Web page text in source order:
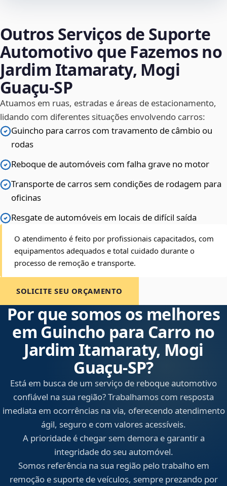
Outros Serviços de Suporte
Automotivo que Fazemos no
Jardim Itamaraty, Mogi
Guaçu‑SP
Atuamos em ruas, estradas e áreas de estacionamento,
lidando com diferentes situações envolvendo carros:
Guincho para carros com travamento de câmbio ou
rodas
Reboque de automóveis com falha grave no motor
Transporte de carros sem condições de rodagem para
oficinas
Resgate de automóveis em locais de difícil saída
O atendimento é feito por profissionais capacitados, com
equipamentos adequados e total cuidado durante o
processo de remoção e transporte.
SOLICITE SEU ORÇAMENTO
Por que somos os melhores
em Guincho para Carro no
Jardim Itamaraty, Mogi
Guaçu‑SP?
Está em busca de um serviço de reboque automotivo
confiável na sua região? Trabalhamos com resposta
imediata em ocorrências na via, oferecendo atendimento
ágil, seguro e com valores acessíveis.
A prioridade é chegar sem demora e garantir a
integridade do seu automóvel.
Somos referência na sua região pelo trabalho em
remoção e suporte de veículos, sempre prezando por